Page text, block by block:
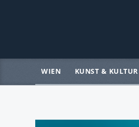
WIEN KUNST & KULTUR